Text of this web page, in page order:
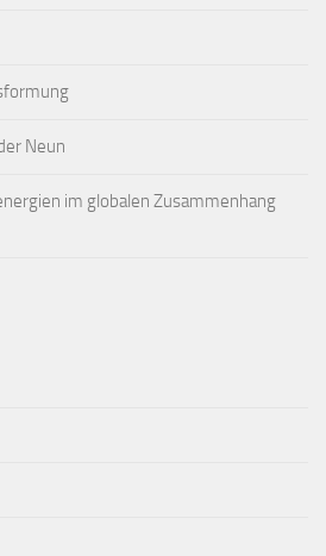
Neun
im globalen Zusammenhang